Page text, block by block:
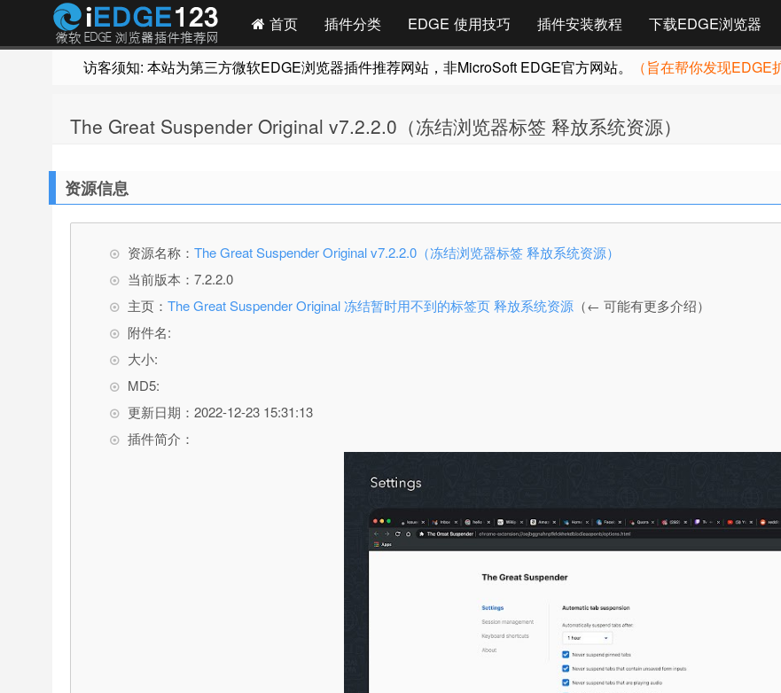
首页 插件分类 EDGE 使用技巧 插件安装教程 下载EDGE浏览器
访客须知: 本站为第三方微软EDGE浏览器插件推荐网站，非MicroSoft EDGE官方网站。 （旨在帮你发现
The Great Suspender Original v7.2.2.0（冻结浏览器标签 释放系统资源）
资源信息
资源名称： The Great Suspender Original v7.2.2.0（冻结浏览器标签 释放系统资源）
当前版本：7.2.2.0
主页： The Great Suspender Original 冻结暂时用不到的标签页 释放系统资源 （← 可能有更多介绍）
附件名:
大小:
MD5:
更新日期：2022-12-23 15:31:13
插件简介：